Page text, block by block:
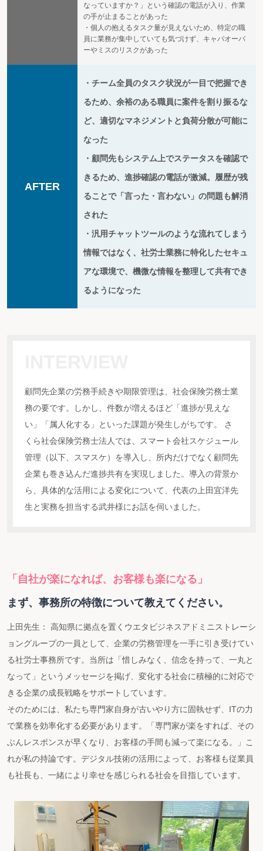
なっていますか？」という確認の電話が入り、作業
の手が止まることがあった
・個人の抱えるタスク量が見えないため、特定の職
員に業務が集中していても気づけず、キャパオーバ
ーやミスのリスクがあった
AFTER
・チーム全員のタスク状況が一目で把握でき
るため、余裕のある職員に案件を割り振るな
ど、適切なマネジメントと負荷分散が可能に
なった
・顧問先もシステム上でステータスを確認で
きるため、進捗確認の電話が激減。履歴が残
ることで「言った・言わない」の問題も解消
された
・汎用チャットツールのような流れてしまう
情報ではなく、社労士業務に特化したセキュ
アな環境で、機微な情報を整理して共有でき
るようになった
顧問先企業の労務手続きや期限管理は、社会保険労務士業
務の要です。しかし、件数が増えるほど「進捗が見えな
い」「属人化する」といった課題が発生しがちです。 さ
くら社会保険労務士法人では、スマート会社スケジュール
管理（以下、スマスケ）を導入し、所内だけでなく顧問先
企業も巻き込んだ進捗共有を実現しました。導入の背景か
ら、具体的な活用による変化について、代表の上田宜洋先
生と実務を担当する武井様にお話を伺いました。
「自社が楽になれば、お客様も楽になる」
まず、事務所の特徴について教えてください。
上田先生： 高知県に拠点を置くウエタビジネスアドミニストレーシ
ョングループの一員として、企業の労務管理を一手に引き受けてい
る社労士事務所です。当所は「惜しみなく、信念を持って、一丸と
なって」というメッセージを掲げ、変化する社会に積極的に対応で
きる企業の成長戦略をサポートしています。
そのためには、私たち専門家自身が古いやり方に固執せず、ITの力
で業務を効率化する必要があります。「専門家が楽をすれば、その
ぶんレスポンスが早くなり、お客様の手間も減って楽になる。」こ
れが私の持論です。デジタル技術の活用によって、お客様も従業員
も社長も、一緒により幸せを感じられる社会を目指しています。